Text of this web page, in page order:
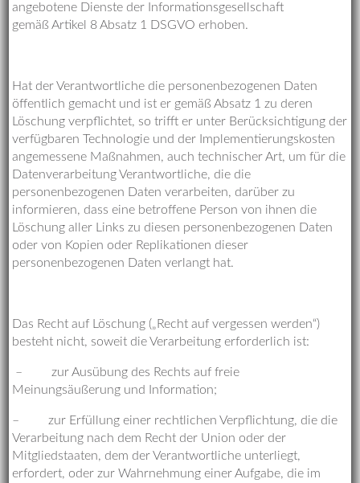
angebotene Dienste der Informationsgesellschaft
gemäß Artikel 8 Absatz 1 DSGVO erhoben.
Hat der Verantwortliche die personenbezogenen Daten
öffentlich gemacht und ist er gemäß Absatz 1 zu deren
Löschung verpflichtet, so trifft er unter Berücksichtigung der
verfügbaren Technologie und der Implementierungskosten
angemessene Maßnahmen, auch technischer Art, um für die
Datenverarbeitung Verantwortliche, die die
personenbezogenen Daten verarbeiten, darüber zu
informieren, dass eine betroffene Person von ihnen die
Löschung aller Links zu diesen personenbezogenen Daten
oder von Kopien oder Replikationen dieser
personenbezogenen Daten verlangt hat.
Das Recht auf Löschung („Recht auf vergessen werden“)
besteht nicht, soweit die Verarbeitung erforderlich ist:
– zur Ausübung des Rechts auf freie
Meinungsäußerung und Information;
– zur Erfüllung einer rechtlichen Verpflichtung, die die
Verarbeitung nach dem Recht der Union oder der
Mitgliedstaaten, dem der Verantwortliche unterliegt,
erfordert, oder zur Wahrnehmung einer Aufgabe, die im